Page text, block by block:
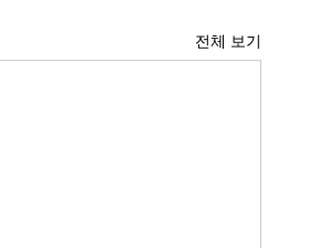
전체 보기